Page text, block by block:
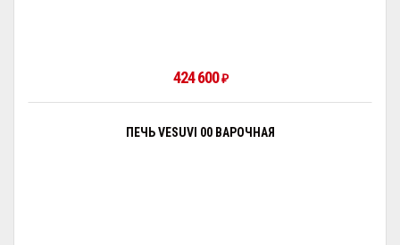
424 600₽
ПЕЧЬ VESUVI 00 ВАРОЧНАЯ